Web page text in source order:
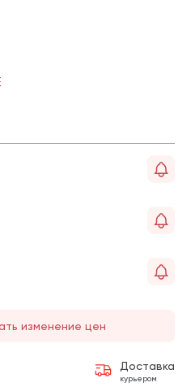
изменение цен
Доставка
курьером